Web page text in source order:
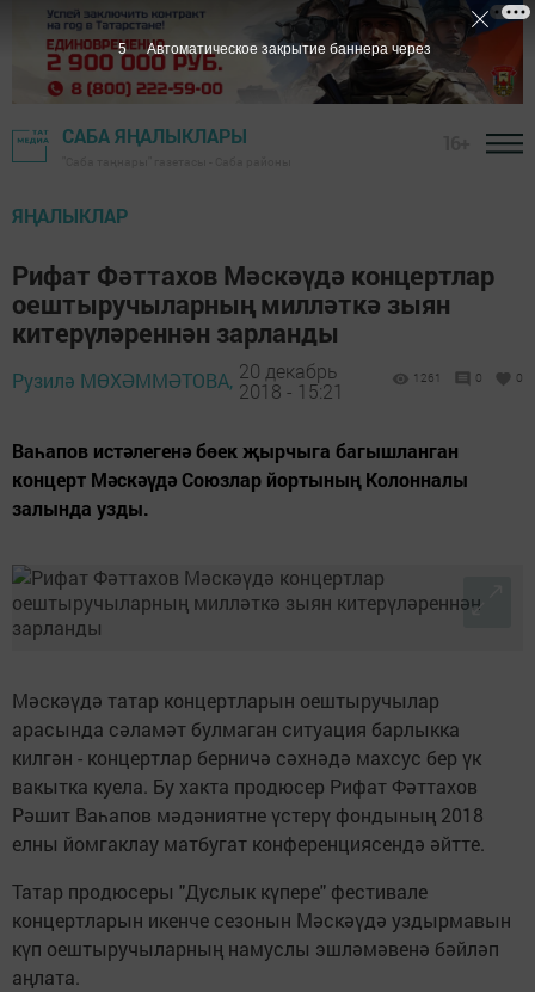
САБА ЯҢАЛЫКЛАРЫ
ЯҢАЛЫКЛАР
Рифат Фәттахов Мәскәүдә концертлар
оештыручыларның милләткә зыян
китерүләреннән зарланды
Рузилә МӨХӘММӘТОВА, 20 декабрь
2018 - 15:21
1261 0 0
Ваһапов истәлегенә бөек җырчыга багышланган
концерт Мәскәүдә Союзлар йортының Колонналы
залында узды.
Мәскәүдә татар концертларын оештыручылар
арасында сәламәт булмаган ситуация барлыкка
килгән - концертлар берничә сәхнәдә махсус бер үк
вакытка куела. Бу хакта продюсер Рифат Фәттахов
Рәшит Ваһапов мәдәниятне үстерү фондының 2018
елны йомгаклау матбугат конференциясендә әйтте.
Татар продюсеры "Дуслык күпере" фестивале
концертларын икенче сезонын Мәскәүдә уздырмавын
күп оештыручыларның намуслы эшләмәвенә бәйләп
аңлата.
3 Автоматическое закрытие баннера через